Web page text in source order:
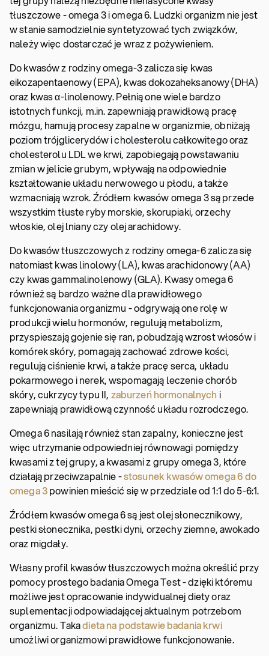
tłuszczowe - omega 3 i omega 6. Ludzki organizm nie jest
w stanie samodzielnie syntetyzować tych związków,
należy więc dostarczać je wraz z pożywieniem.
Do kwasów z rodziny omega-3 zalicza się kwas
eikozapentaenowy (EPA), kwas dokozaheksanowy (DHA)
oraz kwas α-linolenowy. Pełnią one wiele bardzo
istotnych funkcji, m.in. zapewniają prawidłową pracę
mózgu, hamują procesy zapalne w organizmie, obniżają
poziom trójglicerydów i cholesterolu całkowitego oraz
cholesterolu LDL we krwi, zapobiegają powstawaniu
zmian w jelicie grubym, wpływają na odpowiednie
kształtowanie układu nerwowego u płodu, a także
wzmacniają wzrok. Źródłem kwasów omega 3 są przede
wszystkim tłuste ryby morskie, skorupiaki, orzechy
włoskie, olej lniany czy olej arachidowy.
Do kwasów tłuszczowych z rodziny omega-6 zalicza się
natomiast kwas linolowy (LA), kwas arachidonowy (AA)
czy kwas gammalinolenowy (GLA). Kwasy omega 6
również są bardzo ważne dla prawidłowego
funkcjonowania organizmu - odgrywają one rolę w
produkcji wielu hormonów, regulują metabolizm,
przyspieszają gojenie się ran, pobudzają wzrost włosów i
komórek skóry, pomagają zachować zdrowe kości,
regulują ciśnienie krwi, a także pracę serca, układu
pokarmowego i nerek, wspomagają leczenie chorób
skóry, cukrzycy typu II, zaburzeń hormonalnych i
zapewniają prawidłową czynność układu rozrodczego.
Omega 6 nasilają również stan zapalny, konieczne jest
więc utrzymanie odpowiedniej równowagi pomiędzy
kwasami z tej grupy, a kwasami z grupy omega 3, które
działają przeciwzapalnie -stosunek kwasów omega 6 do
omega 3powinien mieścić się w przedziale od 1:1 do 5-6:1.
Źródłem kwasów omega 6 są jest olej słonecznikowy,
pestki słonecznika, pestki dyni, orzechy ziemne, awokado
oraz migdały.
Własny profil kwasów tłuszczowych można określić przy
pomocy prostego badania Omega Test - dzięki któremu
możliwe jest opracowanie indywidualnej diety oraz
suplementacji odpowiadającej aktualnym potrzebom
organizmu. Takadieta na podstawie badania krwi
umożliwi organizmowi prawidłowe funkcjonowanie.